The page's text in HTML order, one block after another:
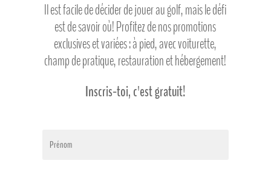
Il est facile de décider de jouer au golf, mais le défi
est de savoir où! Profitez de nos promotions
exclusives et variées : à pied, avec voiturette,
champ de pratique, restauration et hébergement!
Inscris-toi, c'est gratuit!